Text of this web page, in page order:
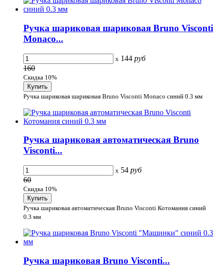
Ручка шариковая шариковая Bruno Visconti
Monaco...
x 144 руб
160
Скидка 10%
Ручка шариковая шариковая Bruno Visconti Monaco синий 0.3 мм
Ручка шариковая автоматическая Bruno
Visconti...
x 54 руб
60
Скидка 10%
Ручка шариковая автоматическая Bruno Visconti Котомания синий
0.3 мм
Ручка шариковая Bruno Visconti...